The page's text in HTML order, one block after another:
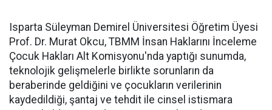
Isparta Süleyman Demirel Üniversitesi Öğretim Üyesi
Prof. Dr. Murat Okcu, TBMM İnsan Haklarını İnceleme
Çocuk Hakları Alt Komisyonu'nda yaptığı sunumda,
teknolojik gelişmelerle birlikte sorunların da
beraberinde geldiğini ve çocukların verilerinin
kaydedildiği, şantaj ve tehdit ile cinsel istismara